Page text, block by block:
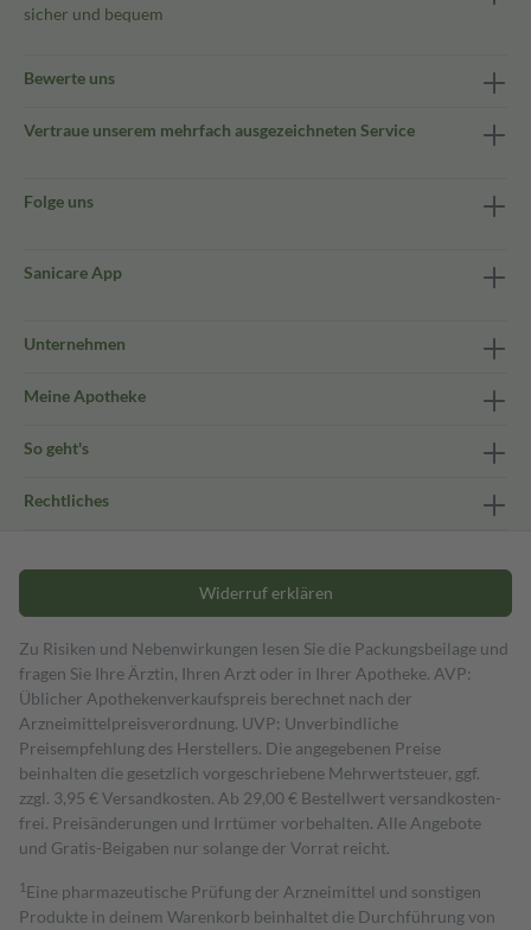
sicher und bequem
Bewerte uns
Vertraue unserem mehrfach ausgezeichneten Service
Folge uns
Sanicare App
Unternehmen
Meine Apotheke
So geht's
Rechtliches
Widerruf erklären
Zu Risiken und Nebenwirkungen lesen Sie die Packungsbeilage und
fragen Sie Ihre Ärztin, Ihren Arzt oder in Ihrer Apotheke. AVP:
Üblicher Apothekenverkaufspreis berechnet nach der
Arzneimittelpreisverordnung. UVP: Unverbindliche
Preisempfehlung des Herstellers. Die angegebenen Preise
beinhalten die gesetzlich vorgeschriebene Mehrwertsteuer, ggf.
zzgl. 3,95 € Versandkosten. Ab 29,00 € Bestell­wert versand­kosten­
frei. Preisänderungen und Irrtümer vorbehalten. Alle Angebote
und Gratis-Beigaben nur solange der Vorrat reicht.
1 Eine pharmazeutische Prüfung der Arzneimittel und sonstigen
Produkte in deinem Warenkorb beinhaltet die Durchführung von